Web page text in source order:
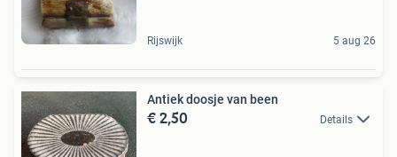
Rijswijk 5 aug 26
Antiek doosje van been
€ 2,50 Details